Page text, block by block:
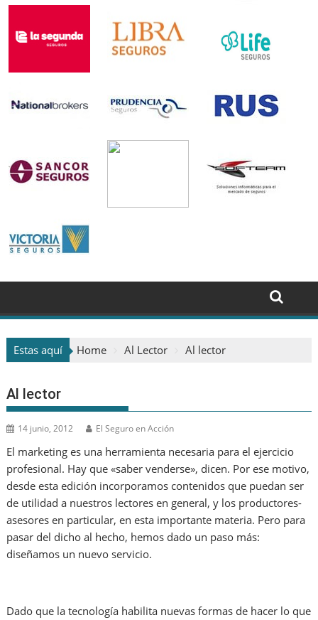
Estas aquí Home Al Lector Al lector
Al lector
14 junio, 2012 El Seguro en Acción
El marketing es una herramienta necesaria para el ejercicio
profesional. Hay que «saber venderse», dicen. Por ese motivo,
desde esta edición incorporamos contenidos que puedan ser
de utilidad a nuestros lectores en general, y los productores-
asesores en particular, en esta importante materia. Pero para
pasar del dicho al hecho, hemos dado un paso más:
diseñamos un nuevo servicio.
Dado que la tecnología habilita nuevas formas de hacer lo que